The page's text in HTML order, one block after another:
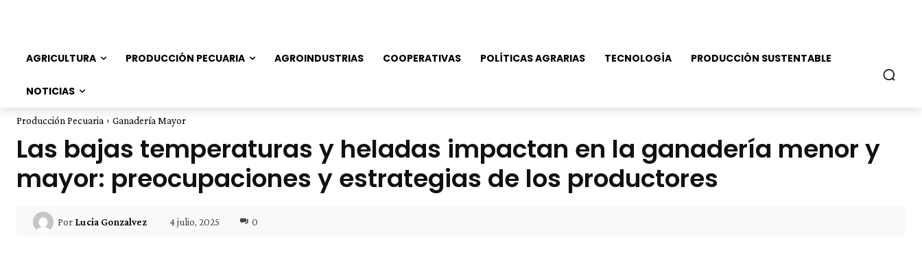
AGRICULTURA PRODUCCIÓN PECUARIA AGROINDUSTRIAS COOPERATIVAS POLÍTICAS AGRARIAS TECNOLOGÍA PRODUCCIÓN SUSTENTABLE
NOTICIAS
Producción Pecuaria Ganadería Mayor
Las bajas temperaturas y heladas impactan en la ganadería menor y
mayor: preocupaciones y estrategias de los productores
Por Lucia Gonzalvez 4 julio, 2025 0